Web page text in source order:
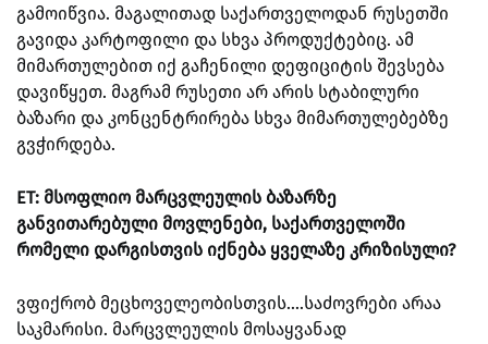
გამოიწვია. მაგალითად საქართველოდან რუსეთში
გავიდა კარტოფილი და სხვა პროდუქტებიც. ამ
მიმართულებით იქ გაჩენილი დეფიციტის შევსება
დავიწყეთ. მაგრამ რუსეთი არ არის სტაბილური
ბაზარი და კონცენტრირება სხვა მიმართულებებზე
გვჭირდება.
ET: მსოფლიო მარცვლეულის ბაზარზე
განვითარებული მოვლენები, საქართველოში
რომელი დარგისთვის იქნება ყველაზე კრიზისული?
ვფიქრობ მეცხოველეობისთვის....საძოვრები არაა
საკმარისი. მარცვლეულის მოსაყვანად